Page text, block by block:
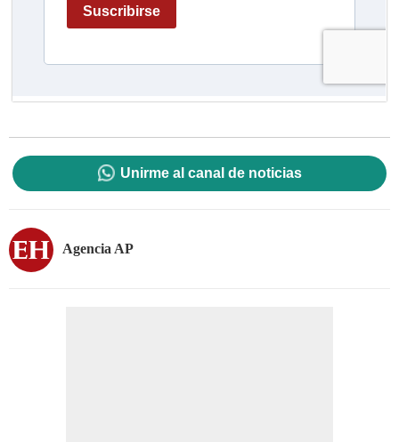
Unirme al canal de noticias
Agencia AP